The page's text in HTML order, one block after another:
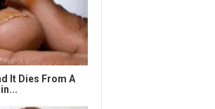
It Dies From A